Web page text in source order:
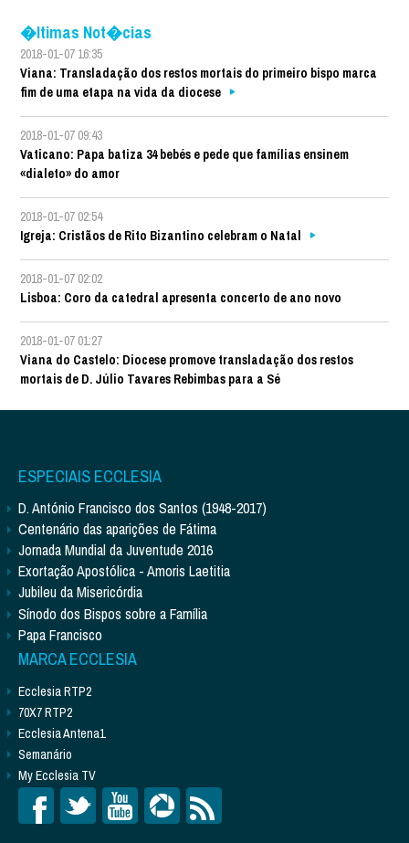
�ltimas Not�cias
2018-01-07 16:35
Viana: Transladação dos restos mortais do primeiro bispo marca
fim de uma etapa na vida da diocese
2018-01-07 09:43
Vaticano: Papa batiza 34 bebés e pede que famílias ensinem
«dialeto» do amor
2018-01-07 02:54
Igreja: Cristãos de Rito Bizantino celebram o Natal
2018-01-07 02:02
Lisboa: Coro da catedral apresenta concerto de ano novo
2018-01-07 01:27
Viana do Castelo: Diocese promove transladação dos restos
mortais de D. Júlio Tavares Rebimbas para a Sé
ESPECIAIS ECCLESIA
D. António Francisco dos Santos (1948-2017)
Centenário das aparições de Fátima
Jornada Mundial da Juventude 2016
Exortação Apostólica - Amoris Laetitia
Jubileu da Misericórdia
Sínodo dos Bispos sobre a Família
Papa Francisco
MARCA ECCLESIA
Ecclesia RTP2
70X7 RTP2
Ecclesia Antena1
Semanário
My Ecclesia TV